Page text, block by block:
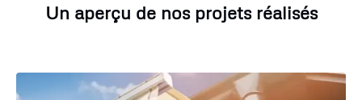
Un aperçu de nos projets réalisés